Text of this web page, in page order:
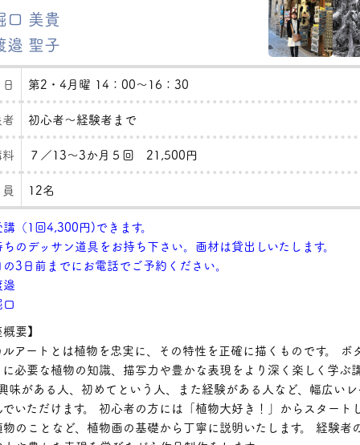
口 美貴
邉 聖子
第2・4月曜 14：00～16：30
初心者～経験者まで
７／13～3か月５回 21,500円
12名
（1回4,300円)できます。
デッサン道具をお持ち下さい。画材は貸出しいたします。
3日前までにお電話でご予約ください。
要】
アートとは植物を忠実に、その特性を正確に描くものです。 ボ
必要な植物の知識、描写力や豊かな表現をより深く楽しく学ぶ
がある人、初めてという人、また経験がある人など、幅広いレ
いただけます。 初心者の方には「植物大好き！」からスタート
のことなど、植物画の基礎から丁寧に説明いたします。 経験者